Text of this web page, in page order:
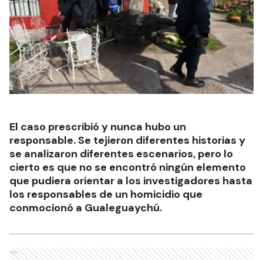
El caso prescribió y nunca hubo un
responsable. Se tejieron diferentes historias y
se analizaron diferentes escenarios, pero lo
cierto es que no se encontró ningún elemento
que pudiera orientar a los investigadores hasta
los responsables de un homicidio que
conmocionó a Gualeguaychú.
Ads